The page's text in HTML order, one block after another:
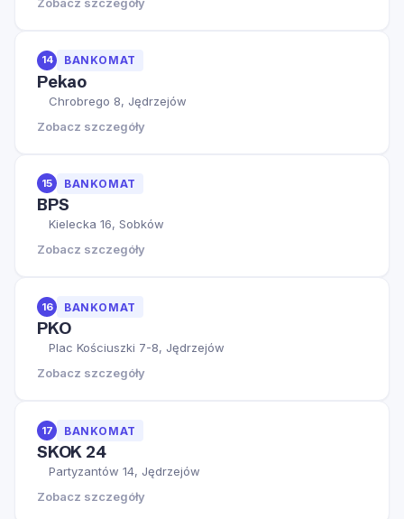
14 BANKOMAT
Pekao
Chrobrego 8, Jędrzejów
Zobacz szczegóły
15 BANKOMAT
BPS
Kielecka 16, Sobków
Zobacz szczegóły
16 BANKOMAT
PKO
Plac Kościuszki 7-8, Jędrzejów
Zobacz szczegóły
17 BANKOMAT
SKOK 24
Partyzantów 14, Jędrzejów
Zobacz szczegóły